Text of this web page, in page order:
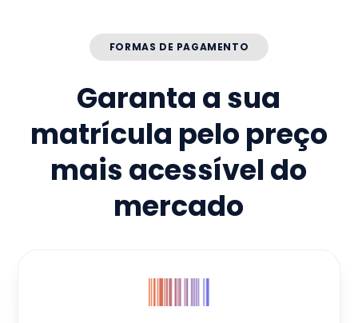
FORMAS DE PAGAMENTO
Garanta a sua
matrícula pelo preço
mais acessível do
mercado